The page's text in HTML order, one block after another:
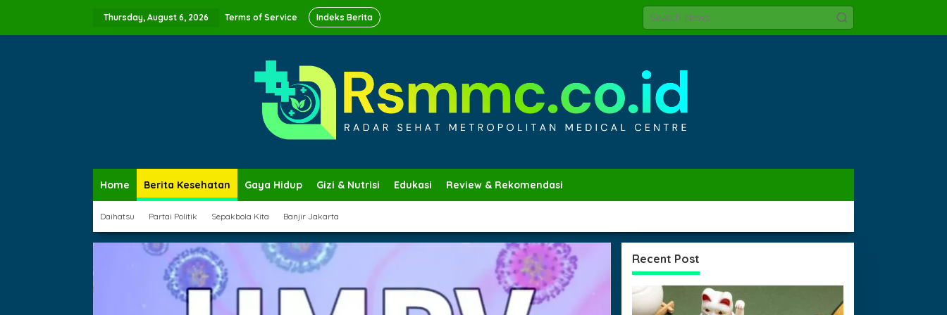
Thursday, August 6, 2026 Terms of Service Indeks Berita
Home Berita Kesehatan Gaya Hidup Gizi & Nutrisi Edukasi Review & Rekomendasi
Daihatsu Partai Politik Sepakbola Kita Banjir Jakarta
Recent Post